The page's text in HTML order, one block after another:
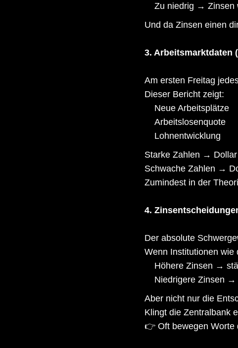
Zu niedrig → Zinsen
Und da Zinsen einen
3. Arbeitsmarktdaten
Am ersten Freitag
Dieser Bericht zeigt:
Neue Arbeitsplätze
Arbeitslosenquote
Lohnentwicklung
Starke Zahlen →
Schwache Zahlen →
Zumindest in der
4.
Der absolute
Wenn Institutionen wie
Höhere Zinsen →
Niedrigere Zinsen →
Aber nicht nur die
Klingt die Zentralbank
👉 Oft bewegen Worte